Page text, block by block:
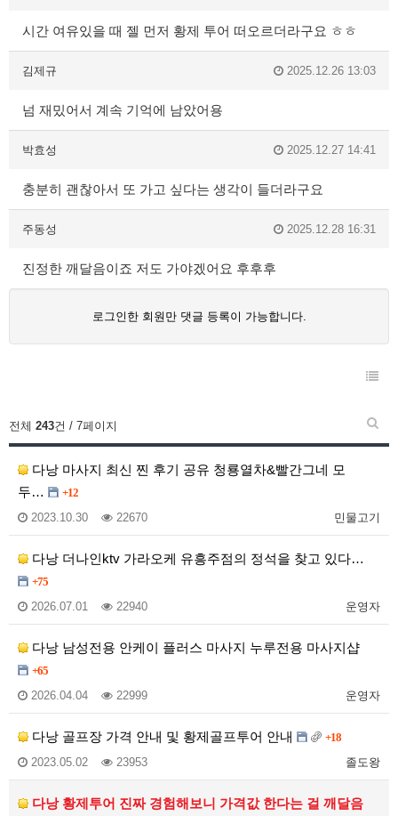
시간 여유있을 때 젤 먼저 황제 투어 떠오르더라구요 ㅎㅎ
김제규 2025.12.26 13:03
넘 재밌어서 계속 기억에 남았어용
박효성 2025.12.27 14:41
충분히 괜찮아서 또 가고 싶다는 생각이 들더라구요
주동성 2025.12.28 16:31
진정한 깨달음이죠 저도 가야겠어요 후후후
로그인한 회원만 댓글 등록이 가능합니다.
전체 243건 / 7페이지
다낭 마사지 최신 찐 후기 공유 청룡열차&빨간그네 모
두…
+12
민물고기
2023.10.30 22670
다낭 더나인ktv 가라오케 유흥주점의 정석을 찾고 있다…
+75
운영자
2026.07.01 22940
다낭 남성전용 안케이 플러스 마사지 누루전용 마사지샵
+65
운영자
2026.04.04 22999
다낭 골프장 가격 안내 및 황제골프투어 안내 +18
졸도왕
2023.05.02 23953
다낭 황제투어 진짜 경험해보니 가격값 한다는 걸 깨달음